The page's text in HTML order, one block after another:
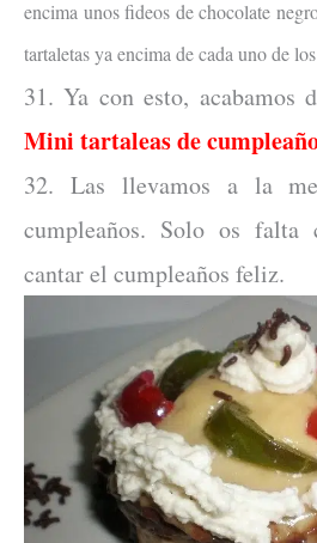
encima unos fideos de chocolate
tartaletas ya encima de cada uno de
31. Ya con esto, acabamos
Mini tartaleas de
32. Las llevamos a la
cumpleaños. Solo os
cantar el cumpleaños feliz.